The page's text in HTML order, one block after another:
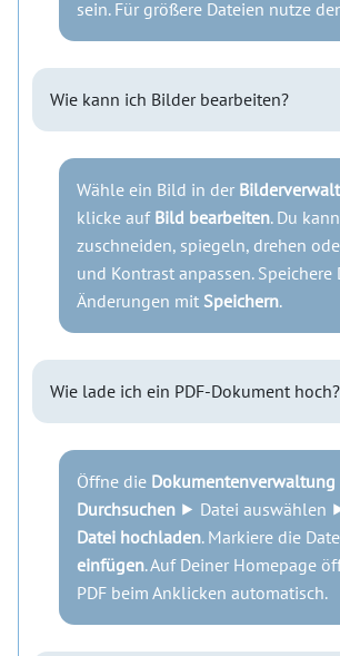
sein. Für größere Dateien nutze
Wie kann ich Bilder bearbeiten?
Wähle ein Bild in der
klicke auf Bild bearbeiten. Du
zuschneiden, spiegeln, drehen
und Kontrast anpassen. Speichere
Änderungen mit Speichern.
Wie lade ich ein PDF-Dokument hoch?
Öffne die Dokumentenverwaltung
Durchsuchen ⯈ Datei auswählen
Datei hochladen. Markiere die
einfügen. Auf Deiner Homepage
PDF beim Anklicken automatisch.